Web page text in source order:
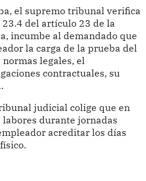
el supremo tribunal verifica
del artículo 23 de la
incumbe al demandado que
la carga de la prueba del
legales, el
contractuales, su
judicial colige que en
durante jornadas
acreditar los días